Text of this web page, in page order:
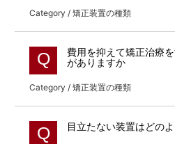
Category / 矯正装置の種類
Q
費用を抑えて矯正治療
がありますか
Category / 矯正装置の種類
Q 目立たない装置はどの